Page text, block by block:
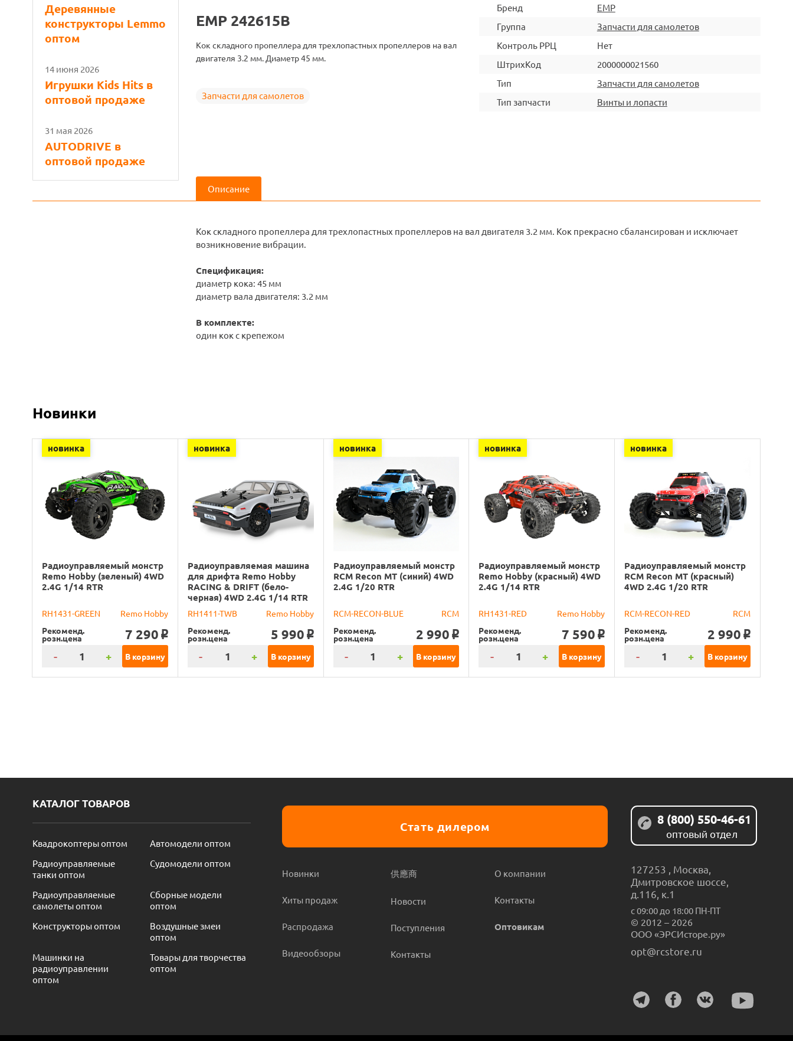
Деревянные
конструкторы Lemmo
оптом
14 июня 2026
Игрушки Kids Hits в
оптовой продаже
31 мая 2026
AUTODRIVE в
оптовой продаже
EMP 242615B
Кок складного пропеллера для трехлопастных пропеллеров на вал
двигателя 3.2 мм. Диаметр 45 мм.
Запчасти для самолетов
Бренд
EMP
Группа
Запчасти для самолетов
Контроль РРЦ
Нет
ШтрихКод
2000000021560
Тип
Запчасти для самолетов
Тип запчасти
Винты и лопасти
Описание
Кок складного пропеллера для трехлопастных пропеллеров на вал двигателя 3.2 мм. Кок прекрасно сбалансирован и исключает
возникновение вибрации.
Спецификация:
диаметр кока: 45 мм
диаметр вала двигателя: 3.2 мм
В комплекте:
один кок с крепежом
Новинки
новинка
Радиоуправляемый монстр
Remo Hobby (зеленый) 4WD
2.4G 1/14 RTR
RH1431-GREEN
Remo Hobby
Рекоменд.
розн.цена 7 290 o
- + В корзину
новинка
Радиоуправляемая машина
для дрифта Remo Hobby
RACING & DRIFT (бело-
черная) 4WD 2.4G 1/14 RTR
RH1411-TWB
Remo Hobby
Рекоменд.
розн.цена 5 990 o
- + В корзину
новинка
Радиоуправляемый монстр
RCM Recon MT (синий) 4WD
2.4G 1/20 RTR
RCM-RECON-BLUE
RCM
Рекоменд.
розн.цена 2 990 o
- + В корзину
новинка
Радиоуправляемый монстр
Remo Hobby (красный) 4WD
2.4G 1/14 RTR
RH1431-RED
Remo Hobby
Рекоменд.
розн.цена 7 590 o
- + В корзину
новинка
Радиоуправляемый монстр
RCM Recon MT (красный)
4WD 2.4G 1/20 RTR
RCM-RECON-RED
RCM
Рекоменд.
розн.цена 2 990 o
- + В корзину
КАТАЛОГ ТОВАРОВ
Квадрокоптеры оптом
Автомодели оптом
Радиоуправляемые
танки оптом
Судомодели оптом
Радиоуправляемые
самолеты оптом
Сборные модели
оптом
Конструкторы оптом
Воздушные змеи
оптом
Машинки на
радиоуправлении
оптом
Товары для творчества
оптом
Стать дилером
Новинки
Хиты продаж
Распродажа
Видеообзоры
供應商
Новости
Поступления
Контакты
О компании
Контакты
Оптовикам
8 (800) 550-46-61
оптовый отдел
127253 Москва
Дмитровское шоссе,
д.116, к.1
с 09:00 до 18:00 ПН-ПТ
© 2012 – 2026
ООО «ЭРСИсторе.ру»
opt@rcstore.ru